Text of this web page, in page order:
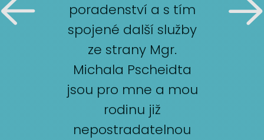
poradenství a s tím
spojené další služby
ze strany Mgr.
Michala Pscheidta
jsou pro mne a mou
rodinu již
nepostradatelnou